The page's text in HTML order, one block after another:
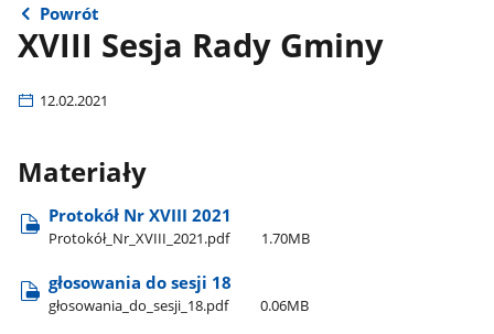
Powrót
XVIII Sesja Rady Gminy
12.02.2021
Materiały
Protokół Nr XVIII 2021
Protokół​_Nr​_XVIII​_2021.pdf 1.70MB
głosowania do sesji 18
głosowania​_do​_sesji​_18.pdf 0.06MB